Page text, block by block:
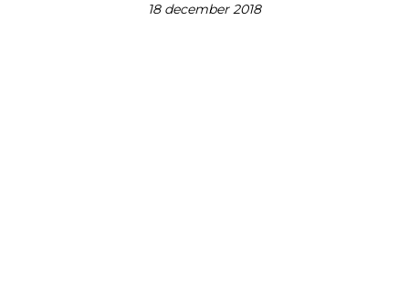
18 december 2018